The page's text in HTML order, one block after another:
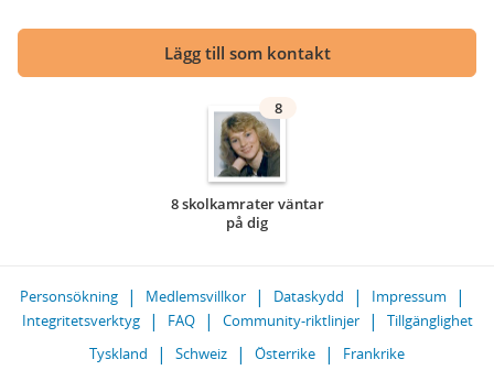
Lägg till som kontakt
8
8 skolkamrater väntar
på dig
Personsökning Medlemsvillkor Dataskydd
Impressum
Integritetsverktyg
FAQ Community-riktlinjer
Tillgänglighet
Tyskland
Schweiz Österrike Frankrike